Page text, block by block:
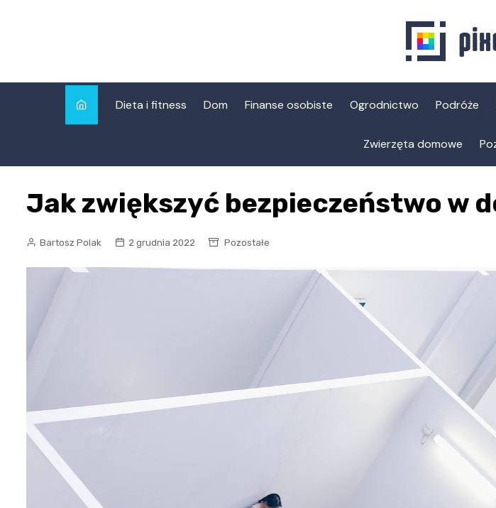
Dieta i fitness Dom Finanse osobiste Ogrodnictwo Podróże
Zwierzęta domowe
Jak zwiększyć bezpieczeństwo w
Bartosz Polak 2 grudnia 2022 Pozostałe